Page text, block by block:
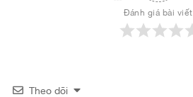
Đánh giá bài viết
Theo dõi